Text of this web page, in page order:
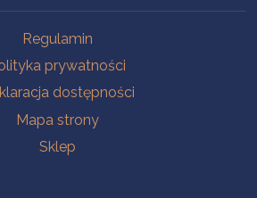
Regulamin
prywatności
dostępności
Mapa strony
Sklep